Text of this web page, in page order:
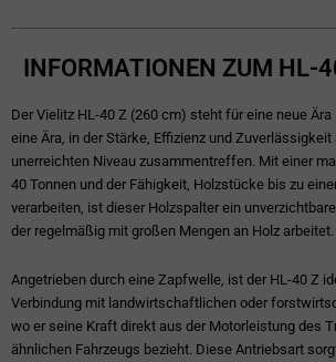
INFORMATIONEN ZUM HL-
Der Vielitz HL-40 Z (260 cm) steht für eine neue Ära
eine Ära, in der Stärke, Effizienz und
unerreichten Niveau zusammentreffen. Mit einer
40 Tonnen und der Fähigkeit, Holzstücke bis zu
verarbeiten, ist dieser Holzspalter ein
der regelmäßig mit großen Mengen an Holz arbeitet.
Angetrieben durch eine Zapfwelle, ist der HL-40 Z
Verbindung mit landwirtschaftlichen oder
wo er seine Kraft direkt aus der Motorleistung des
ähnlichen Fahrzeugs bezieht. Diese Antriebsart